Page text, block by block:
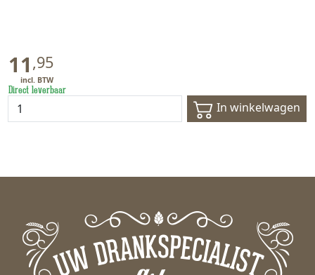
11 ,95
Direct leverbaar
In winkelwagen